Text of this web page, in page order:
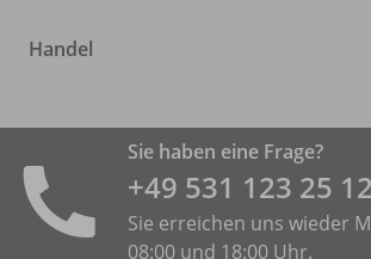
Handel
Sie haben eine Frage?
+49 531 ­123 25
Sie erreichen uns wieder
08:00 und 18:00 Uhr.